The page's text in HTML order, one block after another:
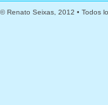
© Renato Seixas, 2012 • Todos